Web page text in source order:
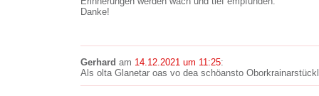
Danke!
Gerhard am 14.12.2021 um 11:25:
Als olta Glanetar oas vo dea schöansto